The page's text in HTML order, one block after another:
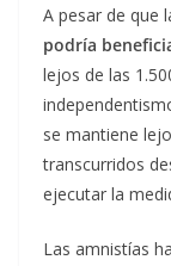
A pesar de que
podría
lejos de las
se mantiene
transcurridos
ejecutar la
Las amnistías